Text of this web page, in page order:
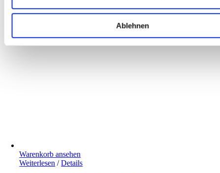
Ablehnen
Warenkorb ansehen
Weiterlesen / Details